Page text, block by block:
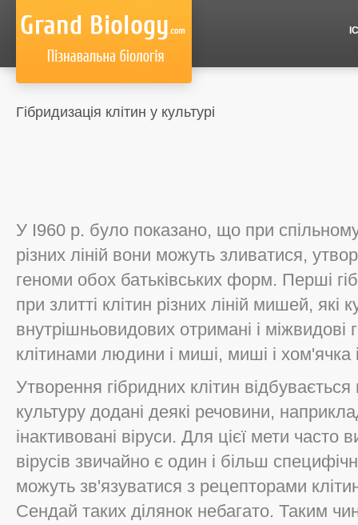
Гібридизація клітин у культурі
У I960 р. було показано, що при
різних ліній вони можуть зливатися,
геноми обох батьківських форм. Перші
при злитті клітин різних ліній мишей, які
внутрішньовидових отримані і міжвидові
клітинами людини і миші, миші і хом'ячка
Утворення гібридних клітин
культуру додані деякі речовини,
інактивовані віруси. Для цієї мети
вірусів звичайно є один і більш
можуть зв'язуватися з рецепторами
Сендай таких ділянок небагато. Таким